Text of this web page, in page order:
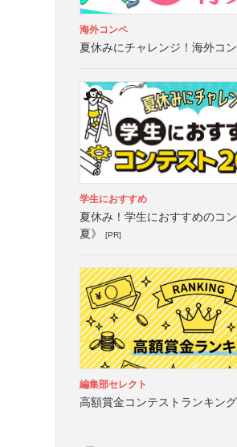
海外コンペ
夏休みにチャレンジ！海外コ
学生におすすめ
夏休み！学生におすすめのコ
夏》
[PR]
編集部セレクト
高額賞金コンテストランキング